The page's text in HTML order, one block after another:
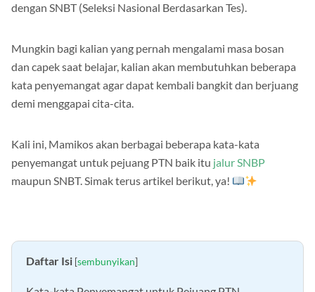
dengan SNBT (Seleksi Nasional Berdasarkan Tes).
Mungkin bagi kalian yang pernah mengalami masa bosan
dan capek saat belajar, kalian akan membutuhkan beberapa
kata penyemangat agar dapat kembali bangkit dan berjuang
demi menggapai cita-cita.
Kali ini, Mamikos akan berbagai beberapa kata-kata
penyemangat untuk pejuang PTN baik itu jalur SNBP
maupun SNBT. Simak terus artikel berikut, ya!
Daftar Isi [sembunyikan]